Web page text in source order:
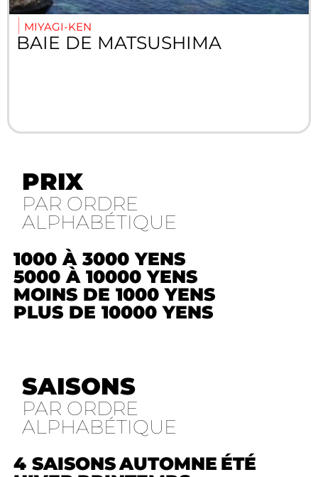
MIYAGI-KEN
BAIE DE MATSUSHIMA
PRIX
PAR ORDRE
ALPHABÉTIQUE
1000 À 3000 YENS
5000 À 10000 YENS
MOINS DE 1000 YENS
PLUS DE 10000 YENS
SAISONS
PAR ORDRE
ALPHABÉTIQUE
4 SAISONSAUTOMNE ÉTÉ